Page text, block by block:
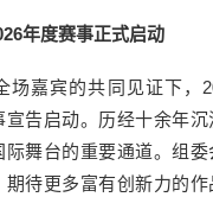
年度赛事正式启动
场嘉宾的共同见证下，
宣告启动。历经十余年
际舞台的重要通道。组
期待更多富有创新力的